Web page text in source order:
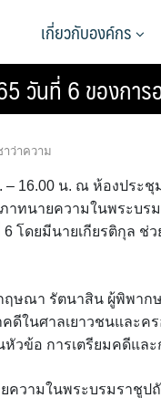
เกี่ยวกับองค์กร
วันที่ 6 ของการ
ว่าความ
– 16.00 น. ณ ห้องประ
ทนายความในพระบร
โดยมีนายเกียรติกุล ช่
กฤษณา รัตนาสิน ผู้พิพ
ดีในศาลเยาวชนและ
ข้อ การเตรียมคดีแล
ความในพระบรมราชู